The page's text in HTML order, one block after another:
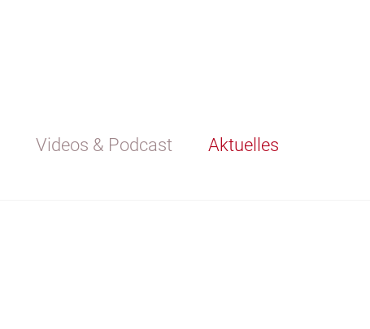
Videos & Podcast
Aktuelles